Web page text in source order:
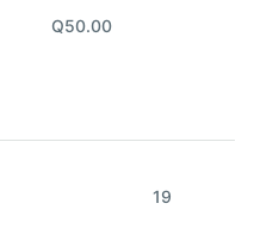
Q50.00
19